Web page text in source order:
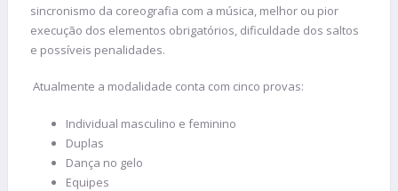
sincronismo da coreografia com a música, melhor ou pior
execução dos elementos obrigatórios, dificuldade dos saltos
e possíveis penalidades.
Atualmente a modalidade conta com cinco provas:
Individual masculino e feminino
Duplas
Dança no gelo
Equipes